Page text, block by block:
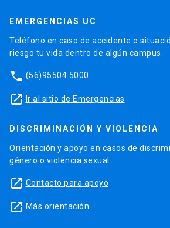
EMERGENCIAS UC
Teléfono en caso de accidente o
riesgo tu vida dentro de algún campus.
phone (56)95504 5000
launch Ir al sitio de Emergencias
DISCRIMINACIÓN Y VIOLENCIA
Orientación y apoyo en casos de
género o violencia sexual.
launch Contacto para apoyo
launch Más orientación